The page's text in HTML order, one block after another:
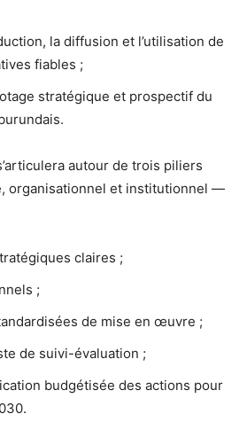
la diffusion et l’utilisation de
fiables ;
stratégique et prospectif du
autour de trois piliers
organisationnel et institutionnel —
claires ;
;
de mise en œuvre ;
de suivi-évaluation ;
budgétisée des actions pour